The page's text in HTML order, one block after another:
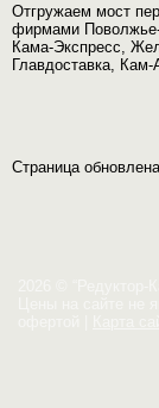
Отгружаем мост
фирмами
Кама-Экспресс,
Главдоставка,
Страница